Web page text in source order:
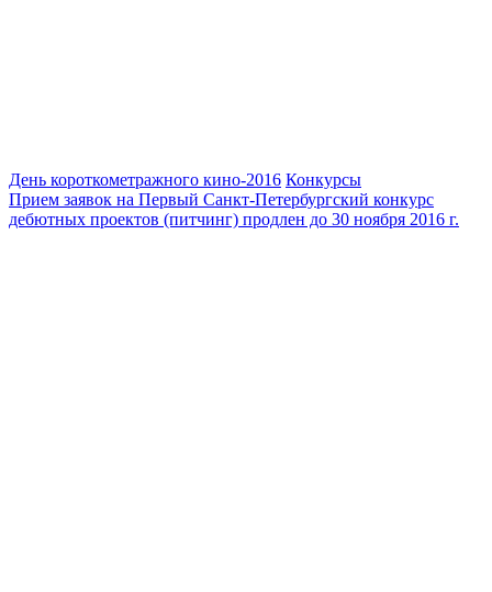
День короткометражного кино-2016 Конкурсы
Прием заявок на Первый Санкт-Петербургский конкурс
дебютных проектов (питчинг) продлен до 30 ноября 2016 г.